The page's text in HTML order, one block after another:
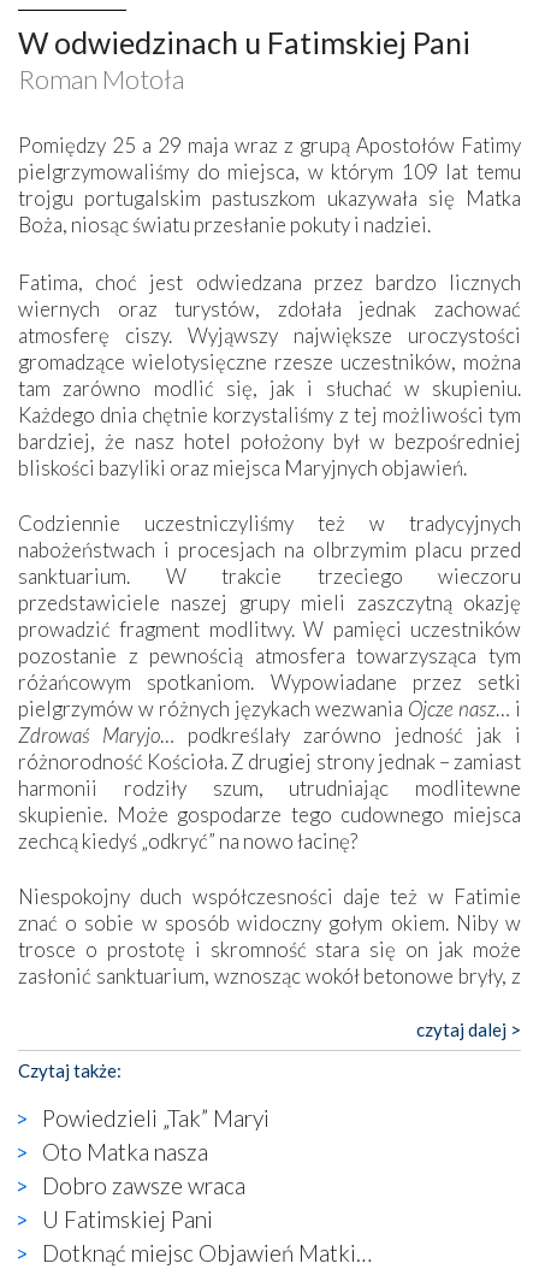
W odwiedzinach u Fatimskiej Pani
Roman Motoła
Pomiędzy 25 a 29 maja wraz z grupą Apostołów Fatimy
pielgrzymowaliśmy do miejsca, w którym 109 lat temu
trojgu portugalskim pastuszkom ukazywała się Matka
Boża, niosąc światu przesłanie pokuty i nadziei.
Fatima, choć jest odwiedzana przez bardzo licznych
wiernych oraz turystów, zdołała jednak zachować
atmosferę ciszy. Wyjąwszy największe uroczystości
gromadzące wielotysięczne rzesze uczestników, można
tam zarówno modlić się, jak i słuchać w skupieniu.
Każdego dnia chętnie korzystaliśmy z tej możliwości tym
bardziej, że nasz hotel położony był w bezpośredniej
bliskości bazyliki oraz miejsca Maryjnych objawień.
Codziennie uczestniczyliśmy też w tradycyjnych
nabożeństwach i procesjach na olbrzymim placu przed
sanktuarium. W trakcie trzeciego wieczoru
przedstawiciele naszej grupy mieli zaszczytną okazję
prowadzić fragment modlitwy. W pamięci uczestników
pozostanie z pewnością atmosfera towarzysząca tym
różańcowym spotkaniom. Wypowiadane przez setki
pielgrzymów w różnych językach wezwania Ojcze nasz… i
Zdrowaś Maryjo… podkreślały zarówno jedność jak i
różnorodność Kościoła. Z drugiej strony jednak – zamiast
harmonii rodziły szum, utrudniając modlitewne
skupienie. Może gospodarze tego cudownego miejsca
zechcą kiedyś „odkryć” na nowo łacinę?
Niespokojny duch współczesności daje też w Fatimie
znać o sobie w sposób widoczny gołym okiem. Niby w
trosce o prostotę i skromność stara się on jak może
zasłonić sanktuarium, wznosząc wokół betonowe bryły, z
katolickiego kultu. Tylko co wspólnego z żywą,
autentyczną wiarą mogą mieć płaskie, szare bunkry albo
kaplice, w których Tabernakulum przypomina bardziej
skrzynkę na narzędzia? Albo co powiedzieć o ustawionym
tuż przy nowej bazylice wielkim krzyżu, na którym
zamiast Chrystusa umieszczono dziwaczną postać jakby
wyjętą ze starożytnych hieroglifów? W kulturowym
kontekście naszych czasów to raczej karykatura niż godny
wizerunek Zbawiciela…
czytaj dalej >
Czytaj także:
Powiedzieli „Tak” Maryi
Oto Matka nasza
Dobro zawsze wraca
U Fatimskiej Pani
Dotknąć miejsc Objawień Matki…